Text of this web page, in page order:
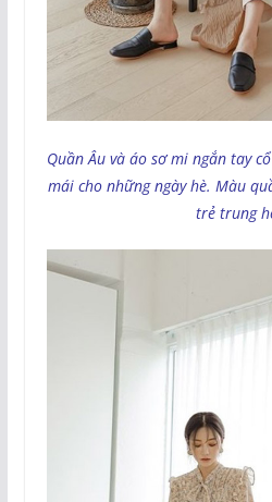
Quần Âu và áo sơ mi ngắn tay
mái cho những ngày hè. Màu
trẻ trung